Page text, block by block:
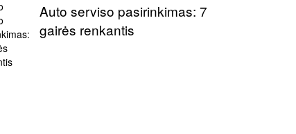
Auto serviso pasirinkimas: 7
gairės renkantis